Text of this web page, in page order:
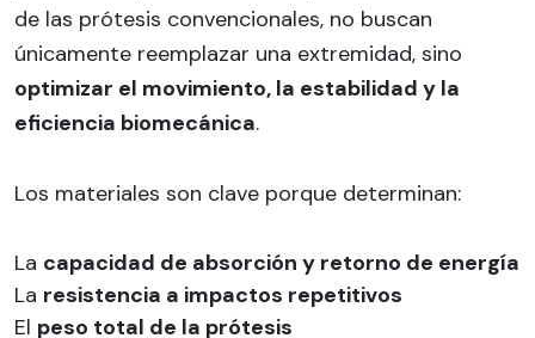
de las prótesis convencionales, no buscan
únicamente reemplazar una extremidad, sino
optimizar el movimiento, la estabilidad y la
eficiencia biomecánica.
Los materiales son clave porque determinan:
La capacidad de absorción y retorno de energía
La resistencia a impactos repetitivos
El peso total de la prótesis